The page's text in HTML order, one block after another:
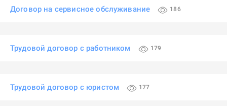
Договор на сервисное обслуживание 186
Трудовой договор с работником 179
Трудовой договор с юристом 177